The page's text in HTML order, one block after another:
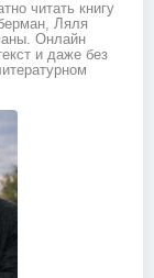
читать книгу
Ляля
Онлайн
и даже без